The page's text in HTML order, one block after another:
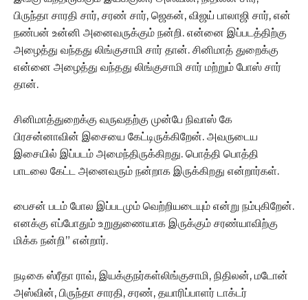
பிருந்தா சாரதி சார், சரண் சார், ஜெகன், விஜய் பாலாஜி சார், என்
நண்பன் உன்னி அனைவருக்கும் நன்றி. என்னை இப்படத்திற்கு
அழைத்து வந்தது லிங்குசாமி சார் தான். சினிமாத் துறைக்கு
என்னை அழைத்து வந்தது லிங்குசாமி சார் மற்றும் போஸ் சார்
தான்.
சினிமாத்துறைக்கு வருவதற்கு முன்பே நிவாஸ் கே
பிரசன்னாவின் இசையை கேட்டிருக்கிறேன். அவருடைய
இசையில் இப்படம் அமைந்திருக்கிறது. பொத்தி பொத்தி
பாடலை கேட்ட அனைவரும் நன்றாக இருக்கிறது என்றார்கள்.
பைசன் படம் போல இப்படமும் வெற்றியடையும் என்று நம்புகிறேன்.
எனக்கு எப்போதும் உறுதுணையாக இருக்கும் சரண்யாவிற்கு
மிக்க நன்றி” என்றார்.
நடிகை ஸ்ரீதா ராவ், இயக்குநர்கள்லிங்குசாமி, நிதிலன், மடோன்
அஸ்வின், பிருந்தா சாரதி, சரண், தயாரிப்பாளர் டாக்டர்